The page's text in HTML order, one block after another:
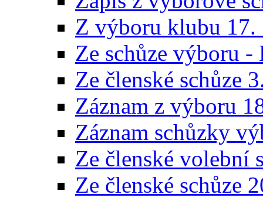
Z výboru klubu 17.
Ze schůze výboru
Ze členské schůze
Záznam z výboru
Záznam schůzky
Ze členské volební
Ze členské schůze